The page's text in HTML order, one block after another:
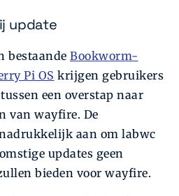
update
bestaande Bookworm-
Pi OS krijgen gebruikers
een overstap naar
van wayfire. De
aan om labwc
updates geen
bieden voor wayfire.